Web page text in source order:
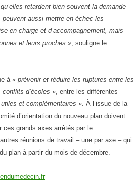
retardent bien souvent la demande
aussi mettre en échec les
en charge et d’accompagnement, mais
et leurs proches », souligne le
à « prévenir et réduire les ruptures entre les
d’écoles », entre les différentes
et complémentaires ». À l’issue de la
d’orientation du nouveau plan doivent
ces grands axes arrêtés par le
réunions de travail – une par axe – qui
plan à partir du mois de décembre.